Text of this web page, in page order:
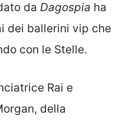
da Dagospia ha
dei ballerini vip che
con le Stelle.
Rai e
della